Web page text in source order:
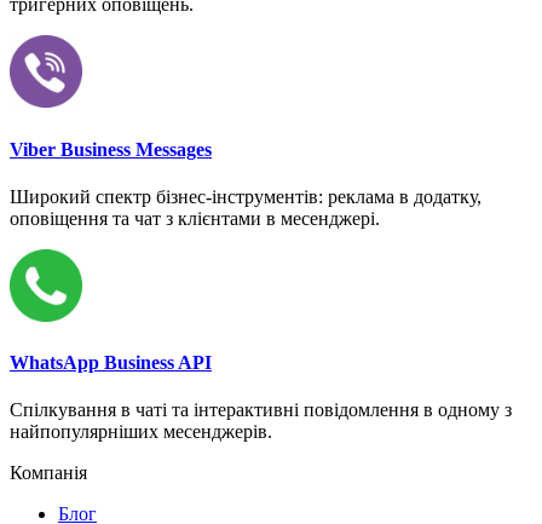
тригерних оповіщень.
Viber Business Messages
Широкий спектр бізнес-інструментів: реклама в додатку,
оповіщення та чат з клієнтами в месенджері.
WhatsApp Business API
Спілкування в чаті та інтерактивні повідомлення в одному з
найпопулярніших месенджерів.
Компанія
Блог